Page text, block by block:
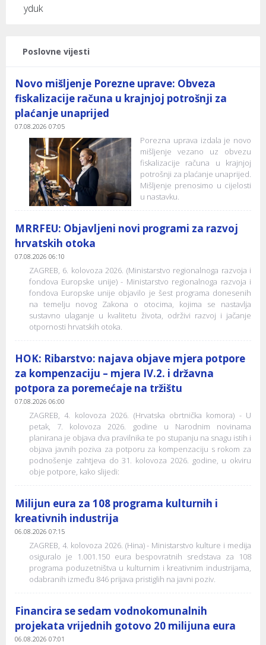
yduk
Poslovne vijesti
Novo mišljenje Porezne uprave: Obveza
fiskalizacije računa u krajnjoj potrošnji za
plaćanje unaprijed
07.08.2026 07:05
Porezna uprava izdala je novo
mišljenje vezano uz obvezu
fiskalizacije računa u krajnjoj
potrošnji za plaćanje unaprijed.
Mišljenje prenosimo u cijelosti
u nastavku.
MRRFEU: Objavljeni novi programi za razvoj
hrvatskih otoka
07.08.2026 06:10
ZAGREB, 6. kolovoza 2026. (Ministarstvo regionalnoga razvoja i
fondova Europske unije) - Ministarstvo regionalnoga razvoja i
fondova Europske unije objavilo je šest programa donesenih
na temelju novog Zakona o otocima, kojima se nastavlja
sustavno ulaganje u kvalitetu života, održivi razvoj i jačanje
otpornosti hrvatskih otoka.
HOK: Ribarstvo: najava objave mjera potpore
za kompenzaciju – mjera IV.2. i državna
potpora za poremećaje na tržištu
07.08.2026 06:00
ZAGREB, 4. kolovoza 2026. (Hrvatska obrtnička komora) - U
petak, 7. kolovoza 2026. godine u Narodnim novinama
planirana je objava dva pravilnika te po stupanju na snagu istih i
objava javnih poziva za potporu za kompenzaciju s rokom za
podnošenje zahtjeva do 31. kolovoza 2026. godine, u okviru
obje potpore, kako slijedi:
Milijun eura za 108 programa kulturnih i
kreativnih industrija
06.08.2026 07:15
ZAGREB, 4. kolovoza 2026. (Hina) - Ministarstvo kulture i medija
osiguralo je 1.001.150 eura bespovratnih sredstava za 108
programa poduzetništva u kulturnim i kreativnim industrijama,
odabranih između 846 prijava pristiglih na javni poziv.
Financira se sedam vodnokomunalnih
projekata vrijednih gotovo 20 milijuna eura
06.08.2026 07:01